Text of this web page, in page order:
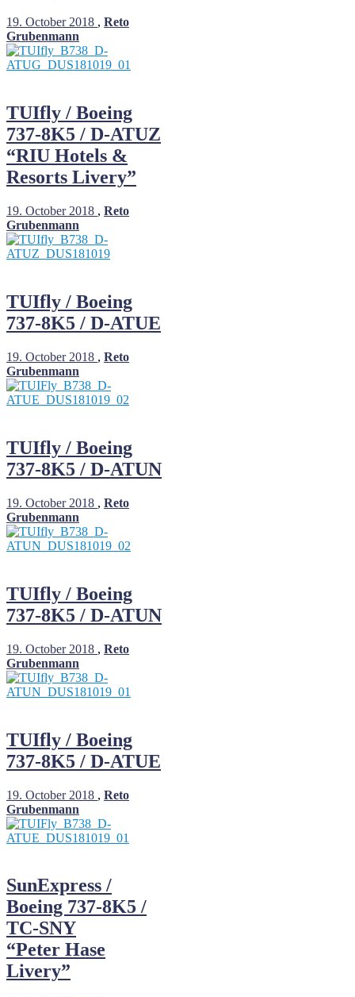
19. October 2018 , Reto
Grubenmann
TUIfly / Boeing
737-8K5 / D-ATUZ
“RIU Hotels &
Resorts Livery”
19. October 2018 , Reto
Grubenmann
TUIfly / Boeing
737-8K5 / D-ATUE
19. October 2018 , Reto
Grubenmann
TUIfly / Boeing
737-8K5 / D-ATUN
19. October 2018 , Reto
Grubenmann
TUIfly / Boeing
737-8K5 / D-ATUN
19. October 2018 , Reto
Grubenmann
TUIfly / Boeing
737-8K5 / D-ATUE
19. October 2018 , Reto
Grubenmann
SunExpress /
Boeing 737-8K5 /
TC-SNY
“Peter Hase
Livery”